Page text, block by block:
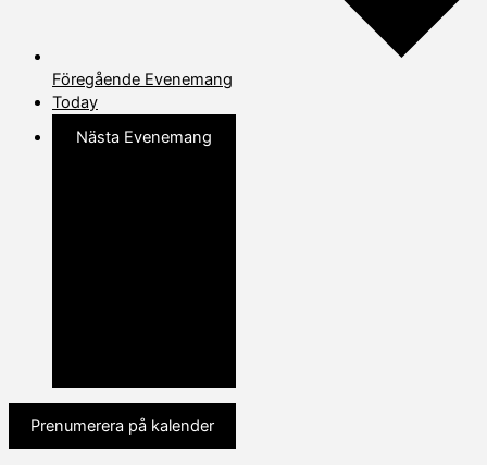
Föregående Evenemang
Today
Nästa Evenemang
Prenumerera på kalender